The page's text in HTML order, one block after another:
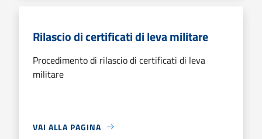
Rilascio di certificati di leva militare
Procedimento di rilascio di certificati di leva
militare
VAI ALLA PAGINA